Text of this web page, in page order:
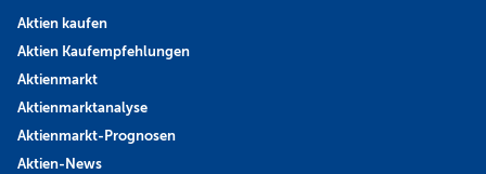
Aktien kaufen
Aktien Kaufempfehlungen
Aktienmarkt
Aktienmarktanalyse
Aktienmarkt-Prognosen
Aktien-News